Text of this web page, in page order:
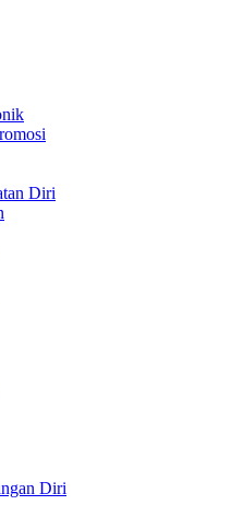
Diri
Diri